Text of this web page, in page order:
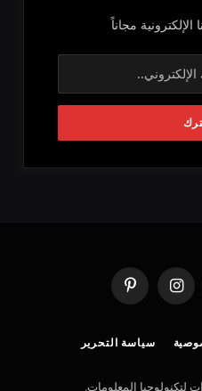
مجاناً
الانستغرامبينتيريست
سياسة التحرير
لتكنولوجيا المعلومات.